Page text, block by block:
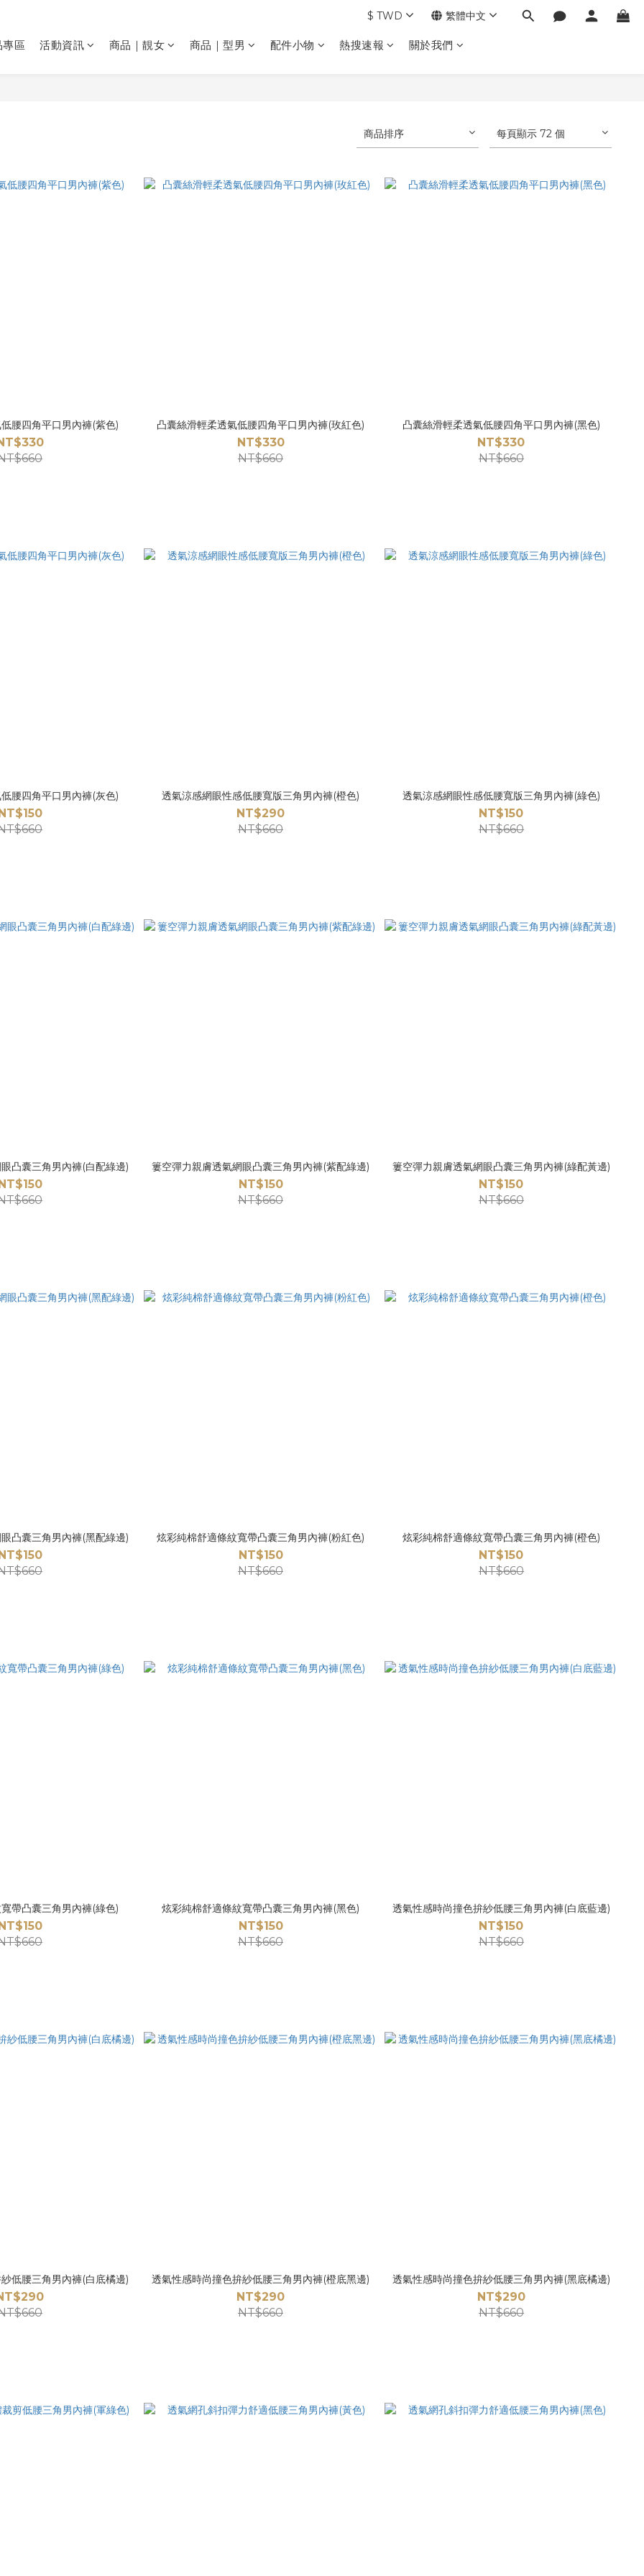
區 活動資訊 商品｜靚女 商品｜型男 配件小物 熱搜速報 關於我們
$ TWD 繁體中文
商品排序 每頁顯示 72 個
腰四角平口男內褲(紫色) 凸囊絲滑輕柔透氣低腰四角平口男內褲(玫紅色)
NT$330
NT$660
凸囊絲滑輕柔透氣低腰四角平口男內褲(黑色)
NT$330
NT$660
腰四角平口男內褲(灰色) 透氣涼感網眼性感低腰寬版三角男內褲(橙色)
NT$290
NT$660
透氣涼感網眼性感低腰寬版三角男內褲(綠色)
NT$150
NT$660
凸囊三角男內褲(白配綠邊) 簍空彈力親膚透氣網眼凸囊三角男內褲(紫配綠邊)
NT$150
NT$660
簍空彈力親膚透氣網眼凸囊三角男內褲(綠配黃邊)
NT$150
NT$660
凸囊三角男內褲(黑配綠邊) 炫彩純棉舒適條紋寬帶凸囊三角男內褲(粉紅色)
NT$150
NT$660
炫彩純棉舒適條紋寬帶凸囊三角男內褲(橙色)
NT$150
NT$660
帶凸囊三角男內褲(綠色) 炫彩純棉舒適條紋寬帶凸囊三角男內褲(黑色)
NT$150
NT$660
透氣性感時尚撞色拚紗低腰三角男內褲(白底藍邊)
NT$150
NT$660
低腰三角男內褲(白底橘邊) 透氣性感時尚撞色拚紗低腰三角男內褲(橙底黑邊)
NT$290
NT$660
透氣性感時尚撞色拚紗低腰三角男內褲(黑底橘邊)
NT$290
NT$660